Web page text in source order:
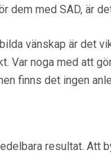
dem med SAD, är
vänskap är det
Var noga med att
finns det ingen
resultat. Att